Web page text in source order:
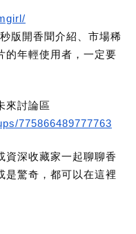
版開香聞介紹、市場稀
的年輕使用者，一定要
來討論區
775866489777763
資深收藏家一起聊聊香
是驚奇，都可以在這裡